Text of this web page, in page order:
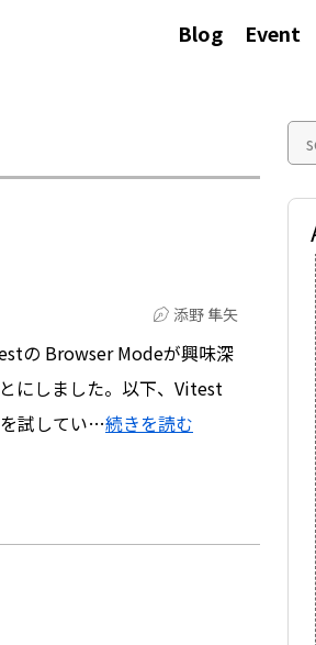
Blog Event
添野 隼矢
の Browser Modeが興味深
にしました。以下、Vitest
試してい…続きを読む